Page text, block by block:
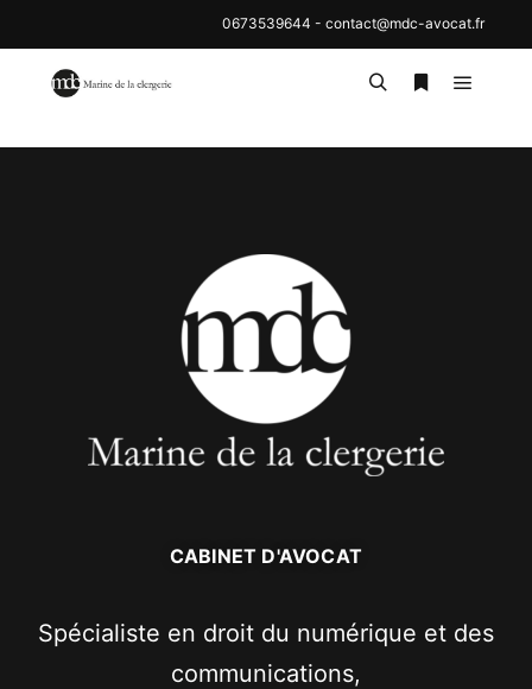
0673539644 - contact@mdc-avocat.fr
CABINET D'AVOCAT
Spécialiste en droit du numérique et des
communications,